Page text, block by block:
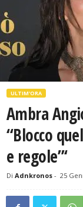
ULTIM'ORA
Ambra
“Blocco
e regole”‘
Di Adnkronos - 25